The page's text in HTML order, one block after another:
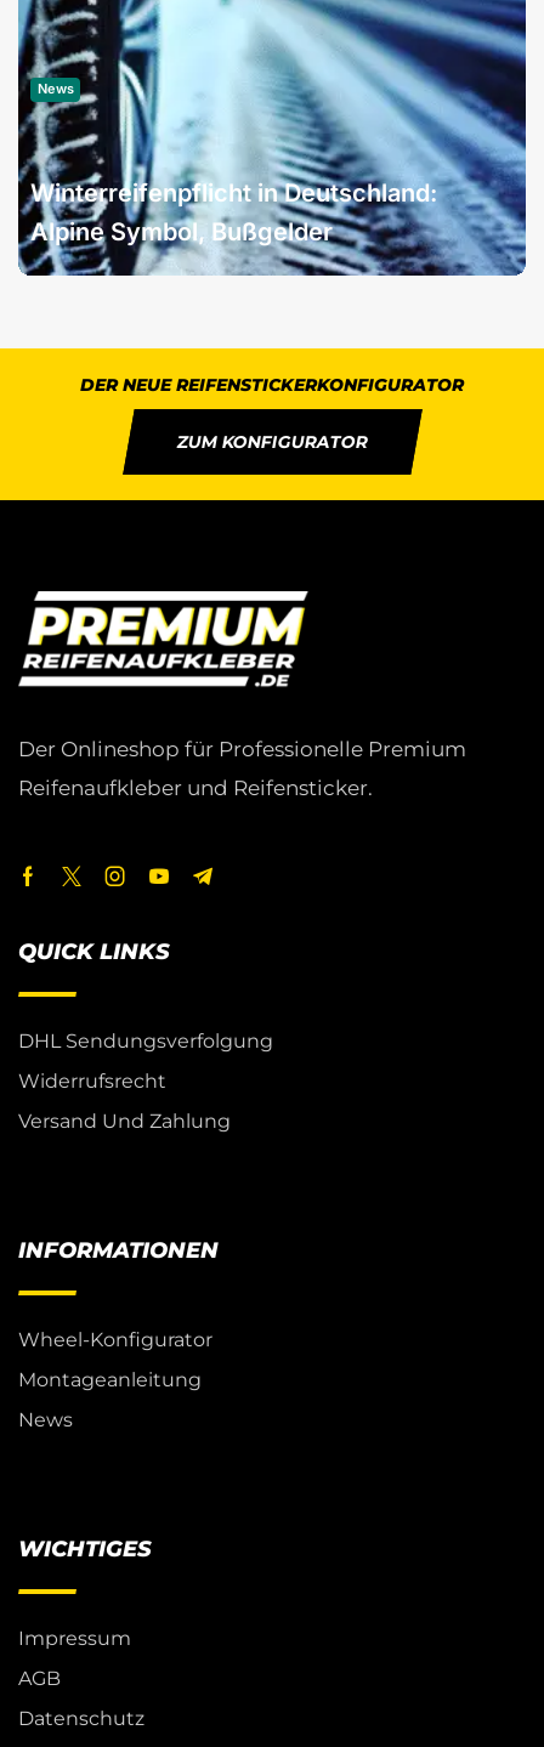
News
Winterreifenpflicht in Deutschland:
Alpine Symbol, Bußgelder
DER NEUE REIFENSTICKERKONFIGURATOR
ZUM KONFIGURATOR
Der Onlineshop für Professionelle Premium
Reifenaufkleber und Reifensticker.
QUICK LINKS
DHL Sendungsverfolgung
Widerrufsrecht
Versand Und Zahlung
INFORMATIONEN
Wheel-Konfigurator
Montageanleitung
News
WICHTIGES
Impressum
AGB
Datenschutz